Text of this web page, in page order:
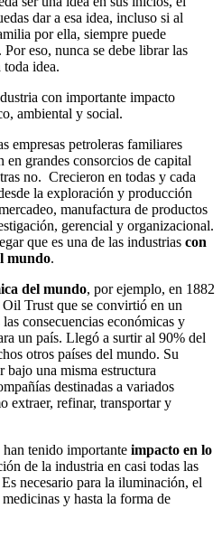
dar a esa idea, incluso si al
por ella, siempre puede
eso, nunca se debe librar las
idea.
con importante impacto
ambiental y social.
empresas petroleras familiares
grandes consorcios de capital
no. Crecieron en todas y cada
la exploración y producción
manufactura de productos
gerencial y organizacional.
que es una de las industrias con
mundo.
del mundo, por ejemplo, en 1882
Trust que se convirtió en un
consecuencias económicas y
un país. Llegó a surtir al 90% del
otros países del mundo. Su
bajo una misma estructura
destinadas a variados
extraer, refinar, transportar y
tenido importante impacto en lo
de la industria en casi todas las
necesario para la iluminación, el
y hasta la forma de